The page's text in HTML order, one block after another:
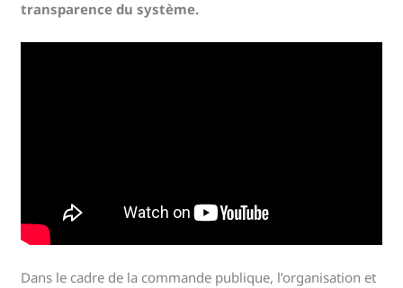
transparence du système.
Dans le cadre de la commande publique, l’organisation et